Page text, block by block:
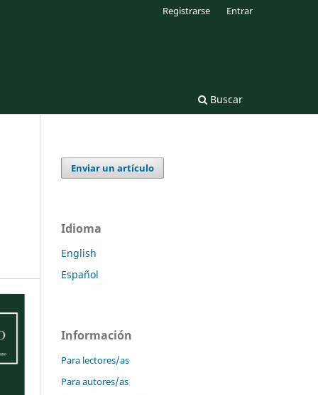
Buscar
Registrarse Entrar
Enviar un artículo
Idioma
English
Español
Información
Para lectores/as
Para autores/as